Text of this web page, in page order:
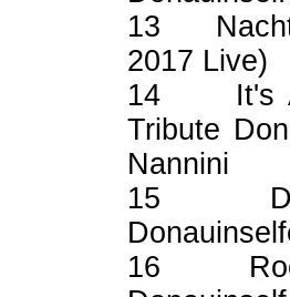
13
2017
14 It's All
Tribute
Nannini
15
16 Rock